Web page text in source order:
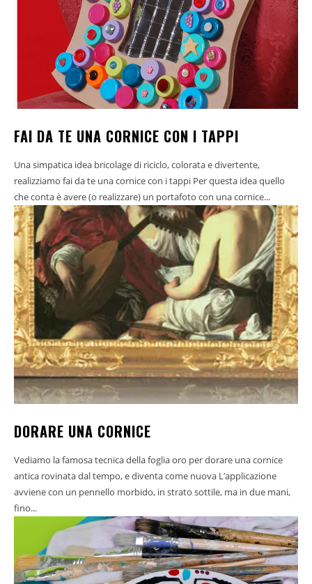
FAI DA TE UNA CORNICE CON I TAPPI
Una simpatica idea bricolage di riciclo, colorata e divertente,
realizziamo fai da te una cornice con i tappi Per questa idea quello
che conta è avere (o realizzare) un portafoto con una cornice...
DORARE UNA CORNICE
Vediamo la famosa tecnica della foglia oro per dorare una cornice
antica rovinata dal tempo, e diventa come nuova L’applicazione
avviene con un pennello morbido, in strato sottile, ma in due mani,
fino...